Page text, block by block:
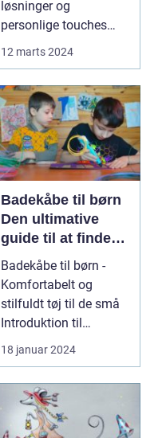
løsninger og
personlige touches
betyder mere og mere,
12 marts 2024
Badekåbe til børn
Den ultimative
guide til at finde
den perfekte
badekåbe
Badekåbe til børn -
Komfortabelt og
stilfuldt tøj til de små
Introduktion til
18 januar 2024